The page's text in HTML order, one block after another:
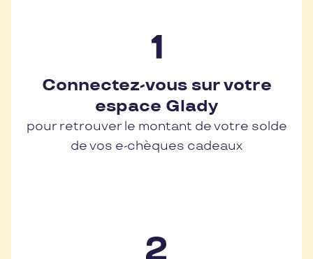
Connectez-vous sur votre
espace Glady
pour retrouver le montant de votre solde
de vos e-chèques cadeaux